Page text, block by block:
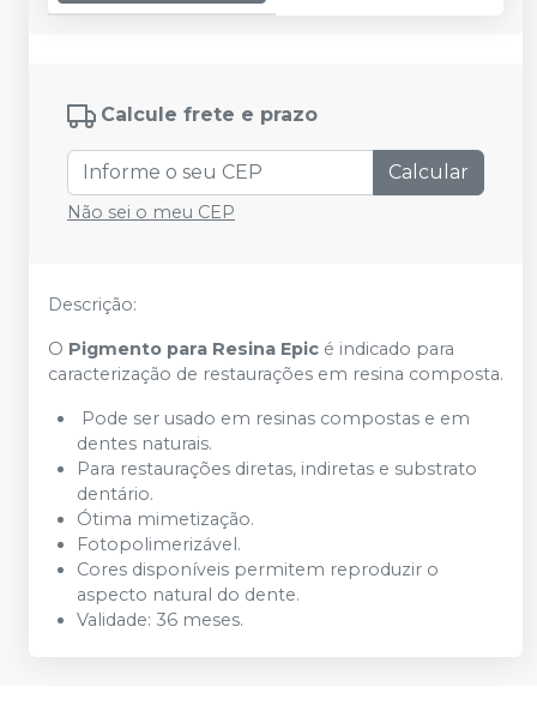
Calcule frete e prazo
Calcular
Não sei o meu CEP
Descrição:
O Pigmento para Resina Epic é indicado para
caracterização de restaurações em resina composta.
Pode ser usado em resinas compostas e em
dentes naturais.
Para restaurações diretas, indiretas e substrato
dentário.
Ótima mimetização.
Fotopolimerizável.
Cores disponíveis permitem reproduzir o
aspecto natural do dente.
Validade: 36 meses.